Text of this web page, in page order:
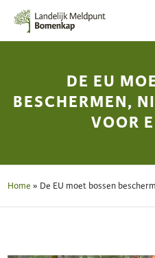
DE EU
BESCHERMEN,
VOOR
Home » De EU moet bossen